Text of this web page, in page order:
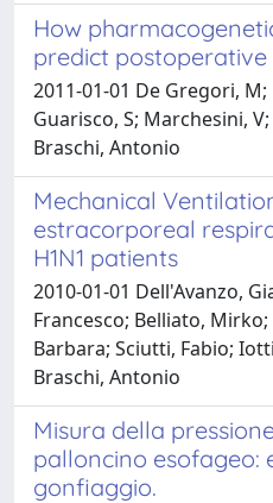
How
predict postoperative
2011-01-01 De Gregori, M;
Guarisco, S; Marchesini,
Braschi, Antonio
Mechanical
estracorporeal
H1N1 patients
2010-01-01 Dell'Avanzo,
Francesco; Belliato,
Barbara; Sciutti, Fabio;
Braschi, Antonio
Misura della
palloncino esofageo:
gonfiaggio.